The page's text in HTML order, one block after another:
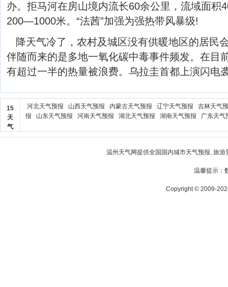
办。拒马河在房山境内流长60余公里，流域面积
200—1000米。“法茜”加强为强热带风暴级!
降天气冷了，农村及城区没有供暖地区的居民
伴随而来的是多地一氧化碳中毒事件频发。在目
有超过一半的热量被浪费。乌拉圭首都上演闪电
15
天
气
河北天气预报 山西天气预报 内蒙古天气预报 辽宁天气预报
吉林天气
报
山东天气预报 河南天气预报 湖北天气预报 湖南天气预报 广东天气
温州天气网提供全国国内城市天气预报, 旅游
温馨提示：
Copyright © 2009-